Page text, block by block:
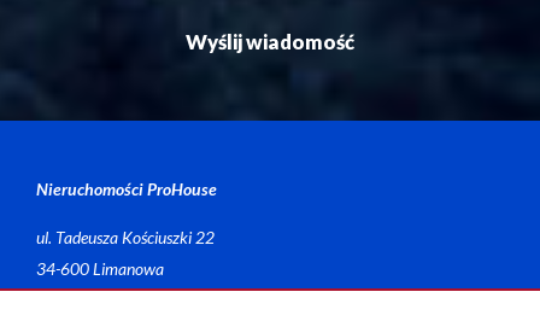
Nieruchomości ProHouse
ul. Tadeusza Kościuszki 22
34-600 Limanowa